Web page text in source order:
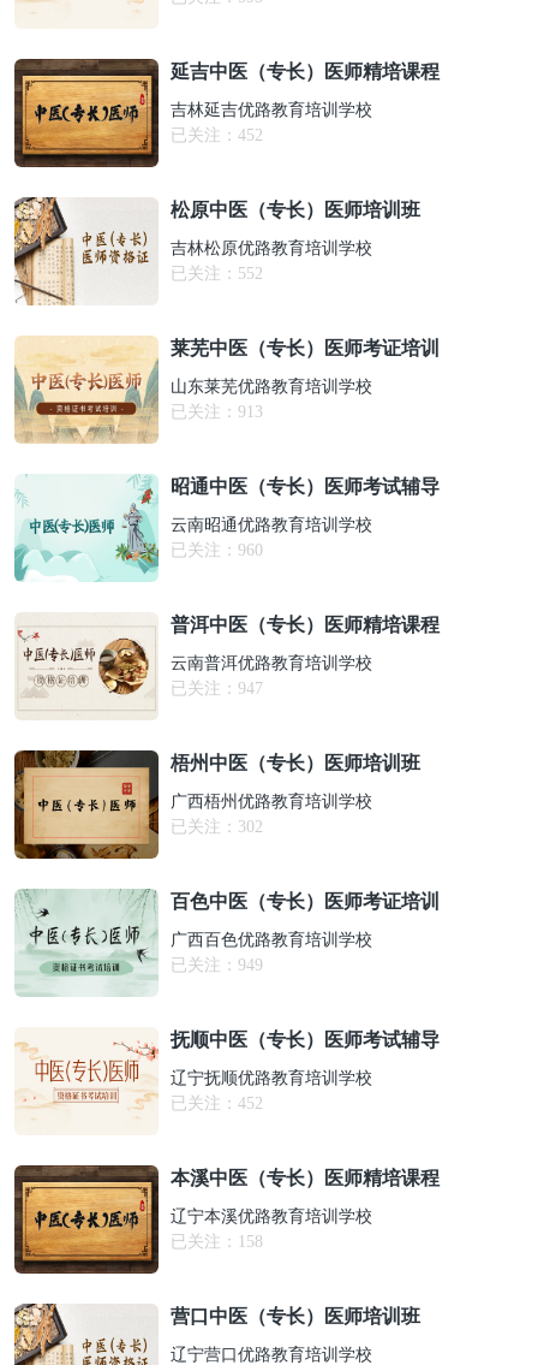
延吉中医（专长）医师精培课程
吉林延吉优路教育培训学校
已关注： 452
松原中医（专长）医师培训班
吉林松原优路教育培训学校
已关注： 552
莱芜中医（专长）医师考证培训
山东莱芜优路教育培训学校
已关注： 913
昭通中医（专长）医师考试辅导
云南昭通优路教育培训学校
已关注： 960
普洱中医（专长）医师精培课程
云南普洱优路教育培训学校
已关注： 947
梧州中医（专长）医师培训班
广西梧州优路教育培训学校
已关注： 302
百色中医（专长）医师考证培训
广西百色优路教育培训学校
已关注： 949
抚顺中医（专长）医师考试辅导
辽宁抚顺优路教育培训学校
已关注： 452
本溪中医（专长）医师精培课程
辽宁本溪优路教育培训学校
已关注： 158
营口中医（专长）医师培训班
辽宁营口优路教育培训学校